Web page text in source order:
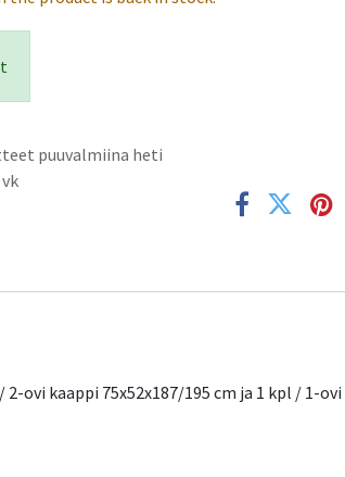
puuvalmiina heti
ovi kaappi 75x52x187/195 cm ja 1 kpl / 1-ovi